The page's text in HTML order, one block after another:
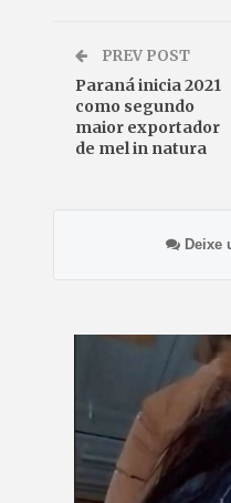
PREV POST
Paraná inicia 2021
como segundo
maior exportador
de mel in natura
Deixe